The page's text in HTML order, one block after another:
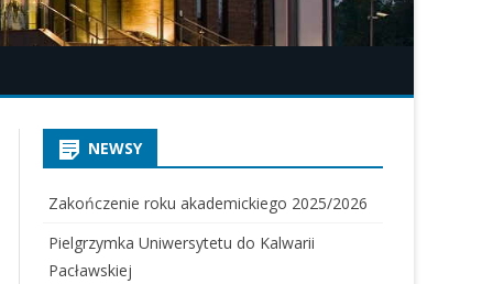
NEWSY
Zakończenie roku akademickiego 2025/2026
Pielgrzymka Uniwersytetu do Kalwarii
Pacławskiej